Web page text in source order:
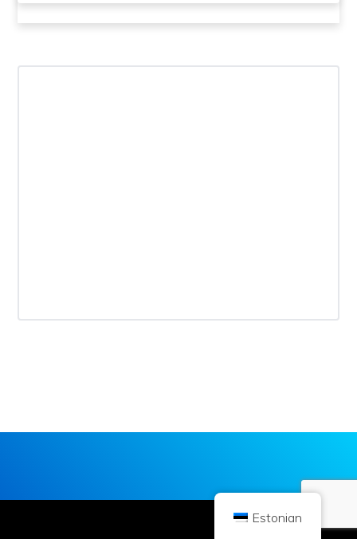
Copyright © 2026 Brilliant British Ltd, mis tegutseb nime all Coin Kickoff
Ühendkuningriigi finantsombudsmani teenuse pädevusse. Krüptovaluutasse
VÕTKE MEIEGA ÜHENDUST
Estonian